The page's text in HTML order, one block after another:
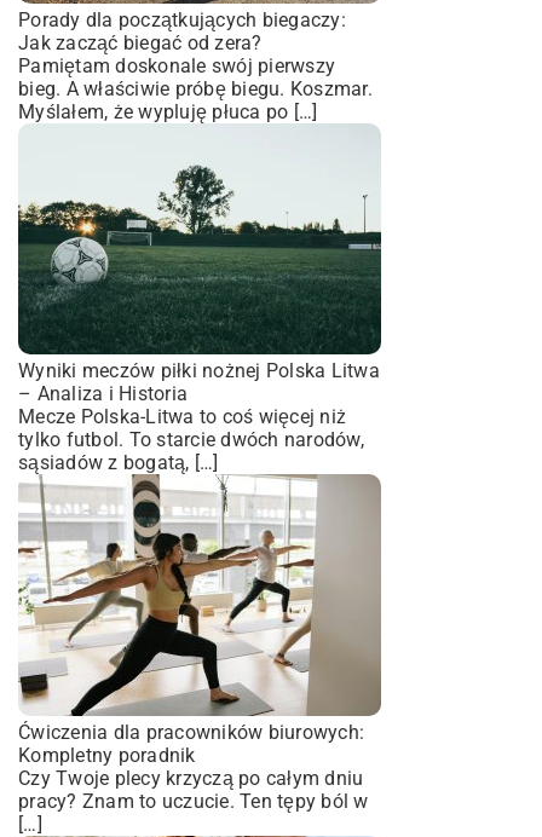
Porady dla początkujących biegaczy:
Jak zacząć biegać od zera?
Pamiętam doskonale swój pierwszy
bieg. A właściwie próbę biegu. Koszmar.
Myślałem, że wypluję płuca po […]
Wyniki meczów piłki nożnej Polska Litwa
– Analiza i Historia
Mecze Polska-Litwa to coś więcej niż
tylko futbol. To starcie dwóch narodów,
sąsiadów z bogatą, […]
Ćwiczenia dla pracowników biurowych:
Kompletny poradnik
Czy Twoje plecy krzyczą po całym dniu
pracy? Znam to uczucie. Ten tępy ból w
[…]